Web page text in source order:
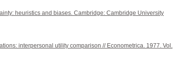
heuristics and biases. Cambridge: Cambridge University
interpersonal utility comparison // Econometrica. 1977. Vol.